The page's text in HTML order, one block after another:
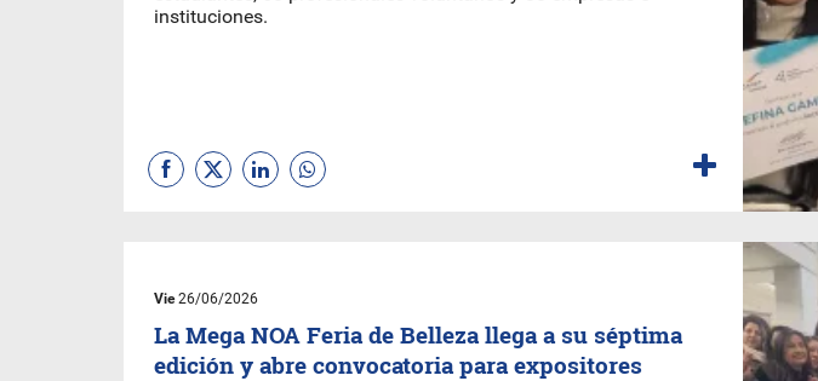
instituciones.
Vie26/06/2026
La Mega NOA Feria de Belleza llega a su séptima
edición y abre convocatoria para expositores